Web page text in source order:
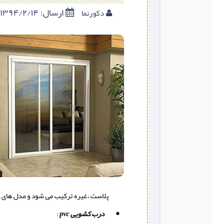
دکورنما ارسال:۱۳۹۴/۲/۱۴
پلاست ،غیره ترکیب می شود و مدل های
درب کشویی pvc
: